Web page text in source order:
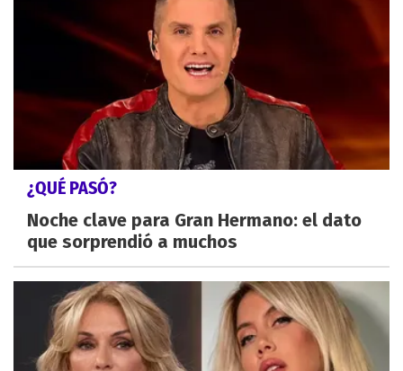
¿QUÉ PASÓ?
Noche clave para Gran Hermano: el dato
que sorprendió a muchos